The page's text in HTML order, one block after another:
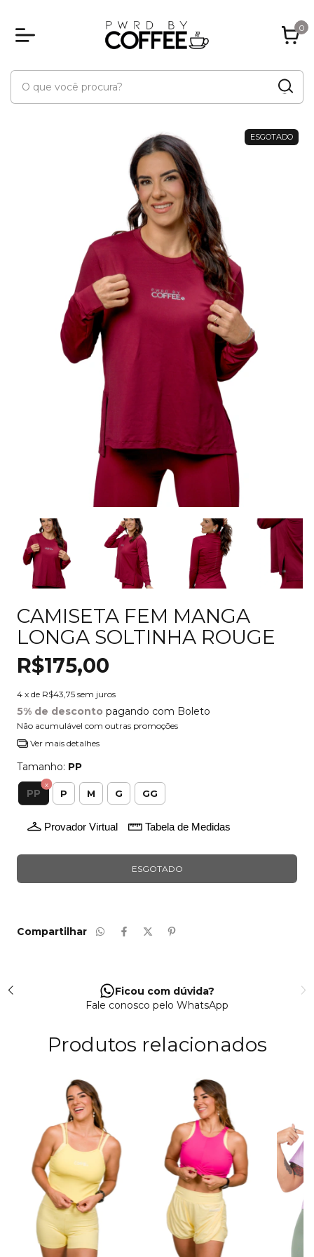
0
ESGOTADO
CAMISETA FEM MANGA
LONGA SOLTINHA ROUGE
R$175,00
4 x de R$43,75 sem juros
5% de desconto pagando com Boleto
Não acumulável com outras promoções
Ver mais detalhes
Tamanho: PP
PP P M G GG
Provador Virtual Tabela de Medidas
Compartilhar
Ficou com dúvida?
Fale conosco pelo WhatsApp
Produtos relacionados